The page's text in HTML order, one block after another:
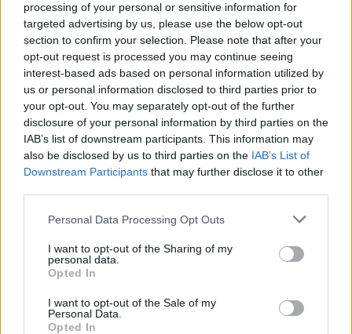
processing of your personal or sensitive information for
targeted advertising by us, please use the below opt-out
section to confirm your selection. Please note that after your
opt-out request is processed you may continue seeing
interest-based ads based on personal information utilized by
us or personal information disclosed to third parties prior to
your opt-out. You may separately opt-out of the further
disclosure of your personal information by third parties on the
IAB’s list of downstream participants. This information may
also be disclosed by us to third parties on the IAB’s List of
Downstream Participants that may further disclose it to other
Personal Data Processing Opt Outs
I want to opt-out of the Sharing of my
personal data.
Opted In
I want to opt-out of the Sale of my
Personal Data.
Opted In
Zpravodajství
Vzpomínka na povodně z roku 2002 a pomoc
Příbrami zasaženým obcím
Martin Poulíček 8. 8. 2018
žádném velkém...